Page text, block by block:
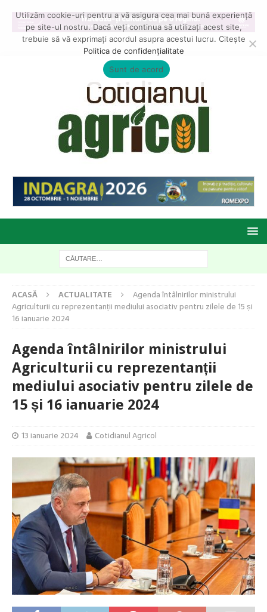
ACASĂ ACTUALITATE
Agenda întâlnirilor ministrului
Agriculturii cu reprezentanții mediului asociativ pentru zilele de 15 și
16 ianuarie 2024
Agenda întâlnirilor ministrului
Agriculturii cu reprezentanții
mediului asociativ pentru zilele de
15 și 16 ianuarie 2024
13 ianuarie 2024 Cotidianul Agricol
Utilizăm cookie-uri pentru a vă asigura cea mai bună experiență
pe site-ul nostru. Dacă veți continua să utilizați acest site,
trebuie să vă exprimați acordul asupra acestui lucru. Citește
Politica de confidențialitate
Sunt de acord